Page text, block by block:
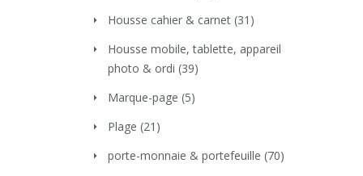
Housse cahier & carnet (31)
Housse mobile, tablette, appareil
photo & ordi (39)
Marque-page (5)
Plage (21)
porte-monnaie & portefeuille (70)